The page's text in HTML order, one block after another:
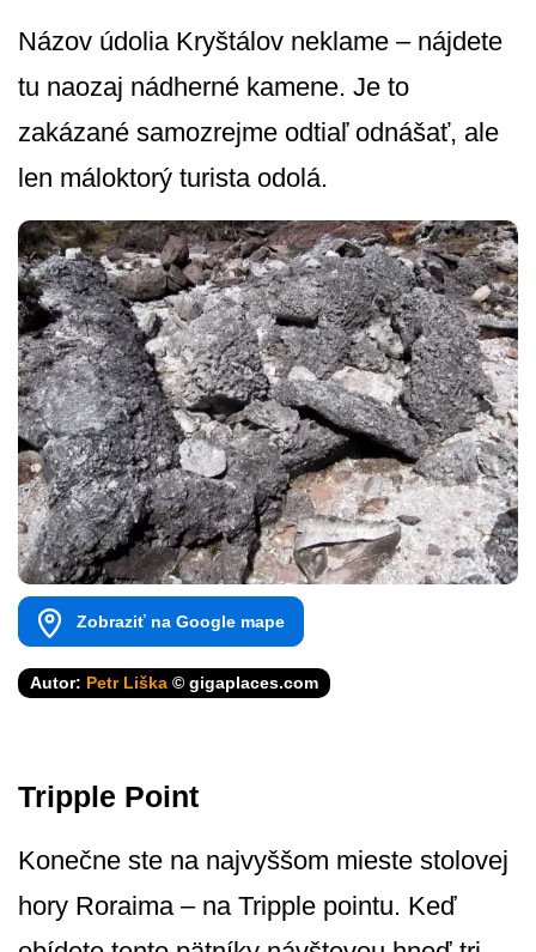
Názov údolia Kryštálov neklame – nájdete
tu naozaj nádherné kamene. Je to
zakázané samozrejme odtiaľ odnášať, ale
len máloktorý turista odolá.
Zobraziť na Google mape
Autor: Petr Liška © gigaplaces.com
Tripple Point
Konečne ste na najvyššom mieste stolovej
hory Roraima – na Tripple pointu. Keď